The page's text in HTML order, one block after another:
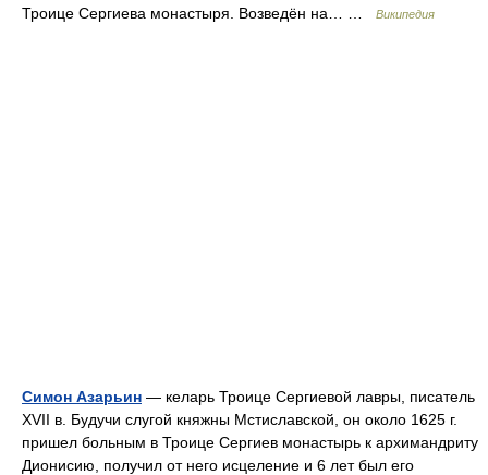
Троице Сергиева монастыря. Возведён на… …
Википедия
Симон Азарьин — келарь Троице Сергиевой лавры, писатель
XVII в. Будучи слугой княжны Мстиславской, он около 1625 г.
пришел больным в Троице Сергиев монастырь к архимандриту
Дионисию, получил от него исцеление и 6 лет был его